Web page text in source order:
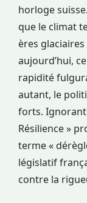
horloge
que le climat
ères
aujourd’hui,
rapidité
autant, le
forts. Ignorant
Résilience »
terme «
législatif
contre la